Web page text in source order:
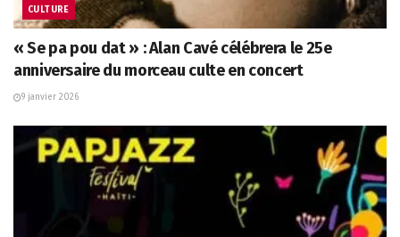
CULTURE
« Se pa pou dat » : Alan Cavé célébrera le 25e
anniversaire du morceau culte en concert
9 janvier 2026